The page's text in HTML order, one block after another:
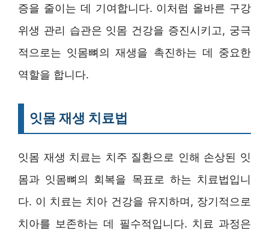
증을 줄이는 데 기여합니다. 이처럼 올바른 구강
위생 관리 습관은 잇몸 건강을 증진시키고, 궁극
적으로는 잇몸뼈의 재생을 촉진하는 데 중요한
역할을 합니다.
잇몸 재생 치료법
잇몸 재생 치료는 치주 질환으로 인해 손상된 잇
몸과 잇몸뼈의 회복을 목표로 하는 치료법입니
다. 이 치료는 치아 건강을 유지하며, 장기적으로
치아를 보존하는 데 필수적입니다. 치료 과정은